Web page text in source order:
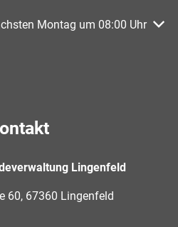
oder Schließzeiten
Montag um 08:00 Uhr
Lingenfeld
60, 67360 Lingenfeld